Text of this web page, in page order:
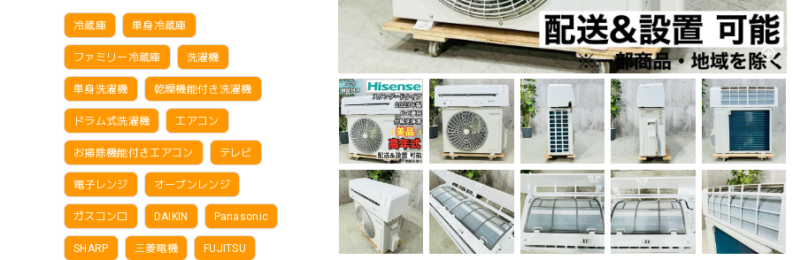
冷蔵庫 単身冷蔵庫
ファミリー冷蔵庫 洗濯機
単身洗濯機 乾燥機能付き洗濯機
ドラム式洗濯機 エアコン
お掃除機能付きエアコン テレビ
電子レンジ オーブンレンジ
ガスコンロ DAIKIN Panasonic
SHARP 三菱電機 FUJITSU